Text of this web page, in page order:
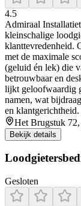
4.5
Admiraal
kleinschalige
klanttevredenheid.
met de maximale
(geluid én lek) die
betrouwbaar en
lijkt geloofwaardig
namen, wat
en klantgerichtheid.
Het Brugstuk
Bekijk details
Gesloten